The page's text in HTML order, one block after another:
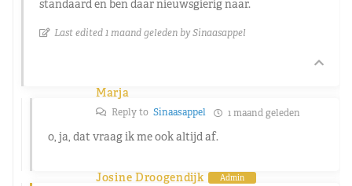
standaard en ben daar nieuwsgierig naar.
Last edited 1 maand geleden by Sinaasappel
Marja
Reply to Sinaasappel 1 maand geleden
o, ja, dat vraag ik me ook altijd af.
Josine Droogendijk Admin